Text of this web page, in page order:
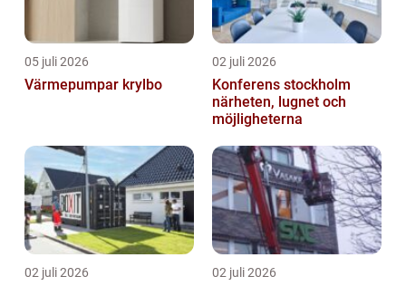
05 juli 2026
Värmepumpar krylbo
02 juli 2026
Konferens stockholm
närheten, lugnet och
möjligheterna
02 juli 2026 02 juli 2026